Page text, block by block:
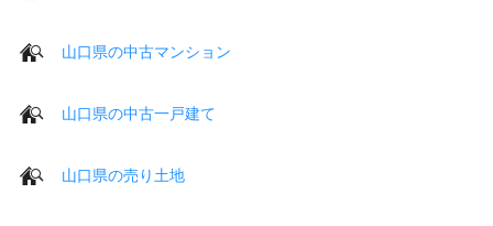
山口県の中古マンション
山口県の中古一戸建て
山口県の売り土地